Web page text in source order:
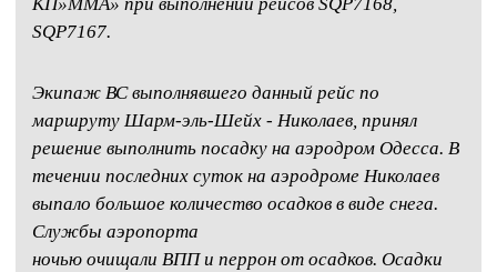
SQP7167.
Экипаж ВС выполнявшего данный рейс по
маршруту Шарм-эль-Шейх - Николаев, принял
решение выполнить посадку на аэродром Одесса. В
течении последних суток на аэродроме Николаев
выпало большое количество осадков в виде снега.
Службы аэропорта
ночью очищали ВПП и перрон от осадков. Осадки